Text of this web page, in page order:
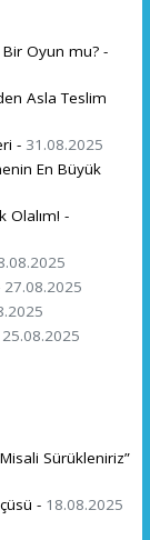
Bir Oyun mu? -
Asla Teslim
- 31.08.2025
En Büyük
Olalım! -
27.08.2025
25.08.2025
Sürükleniriz”
- 18.08.2025